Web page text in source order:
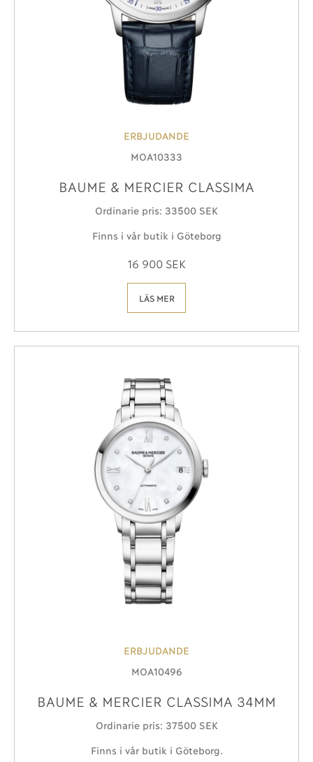
ERBJUDANDE
MOA10333
BAUME & MERCIER CLASSIMA
Ordinarie pris: 33´500 SEK
Finns i vår butik i Göteborg
16 900 SEK
LÄS MER
ERBJUDANDE
MOA10496
BAUME & MERCIER CLASSIMA 34MM
Ordinarie pris: 37´500 SEK
Finns i vår butik i Göteborg.